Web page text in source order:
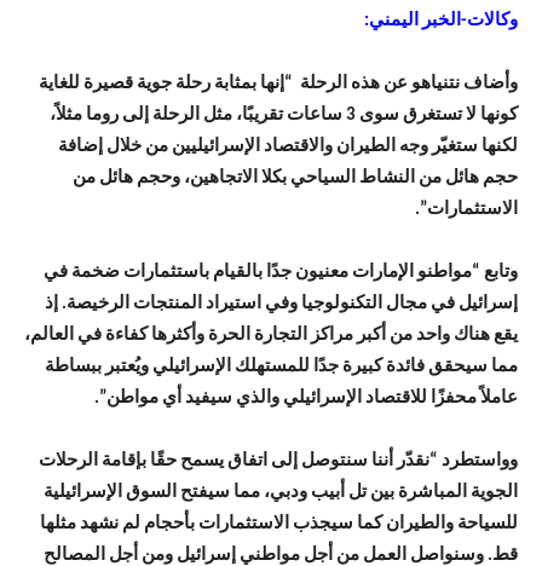
وكالات-الخبر اليمني:
وأضاف نتنياهو عن هذه الرحلة “إنها بمثابة رحلة جوية قصيرة للغاية
كونها لا تستغرق سوى 3 ساعات تقريبًا، مثل الرحلة إلى روما مثلاً،
لكنها ستغيّر وجه الطيران والاقتصاد الإسرائيليين من خلال إضافة
حجم هائل من النشاط السياحي بكلا الاتجاهين، وحجم هائل من
الاستثمارات”.
وتابع “مواطنو الإمارات معنيون جدًا بالقيام باستثمارات ضخمة في
إسرائيل في مجال التكنولوجيا وفي استيراد المنتجات الرخيصة. إذ
يقع هناك واحد من أكبر مراكز التجارة الحرة وأكثرها كفاءة في العالم،
مما سيحقق فائدة كبيرة جدًا للمستهلك الإسرائيلي ويُعتبر ببساطة
عاملاً محفزًا للاقتصاد الإسرائيلي والذي سيفيد أي مواطن”.
وواستطرد “نقدّر أننا سنتوصل إلى اتفاق يسمح حقًا بإقامة الرحلات
الجوية المباشرة بين تل أبيب ودبي، مما سيفتح السوق الإسرائيلية
للسياحة والطيران كما سيجذب الاستثمارات بأحجام لم نشهد مثلها
قط. وسنواصل العمل من أجل مواطني إسرائيل ومن أجل المصالح